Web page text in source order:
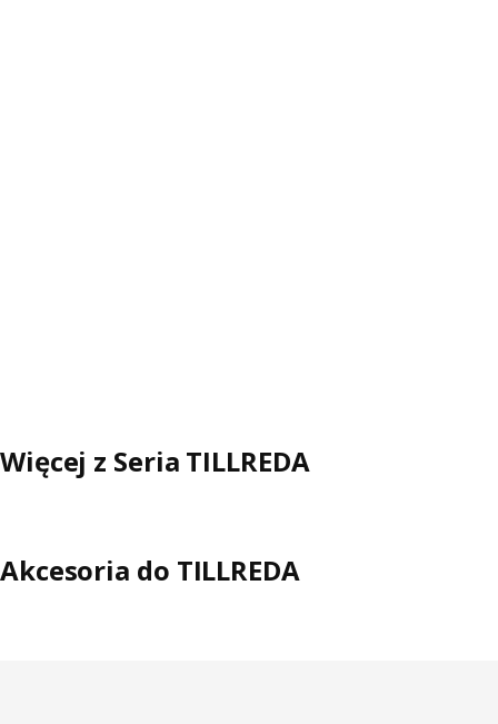
Więcej z Seria TILLREDA
Akcesoria do TILLREDA